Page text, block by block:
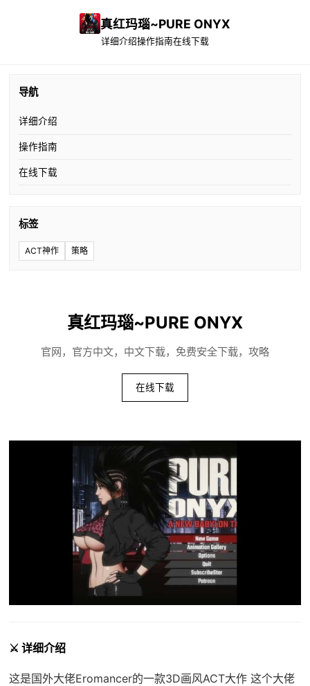
真红玛瑙~PURE ONYX
详细介绍操作指南在线下载
导航
详细介绍
操作指南
在线下载
标签
ACT神作 策略
真红玛瑙~PURE ONYX
官网，官方中文，中文下载，免费安全下载，攻略
在线下载
⚔️ 详细介绍
这是国外大佬Eromancer的一款3D画风ACT大作 这个大佬